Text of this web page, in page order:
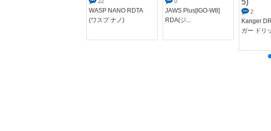
WASP NANO RDTA
(ワスプ ナノ)
JAWS Plus[IGO-W8]
RDA(ジ...
2
Kanger
ガー ドリッ